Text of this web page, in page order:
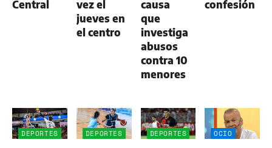
Central
vez el
jueves en
el centro
causa
que
investiga
abusos
contra 10
menores
confesión
DEPORTES DEPORTES DEPORTES OCIO